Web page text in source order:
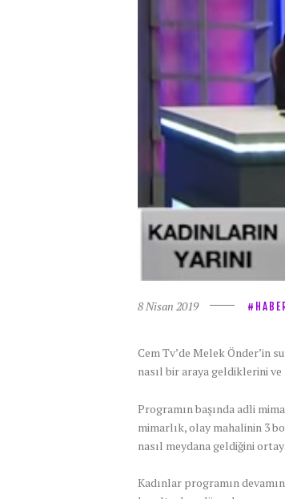
8 Nisan 2019
Cem Tv’de Melek Önder’in
nasıl bir araya geldiklerini
Programın başında adli
mimarlık, olay mahalinin 3
nasıl meydana geldiğini
Kadınlar programın